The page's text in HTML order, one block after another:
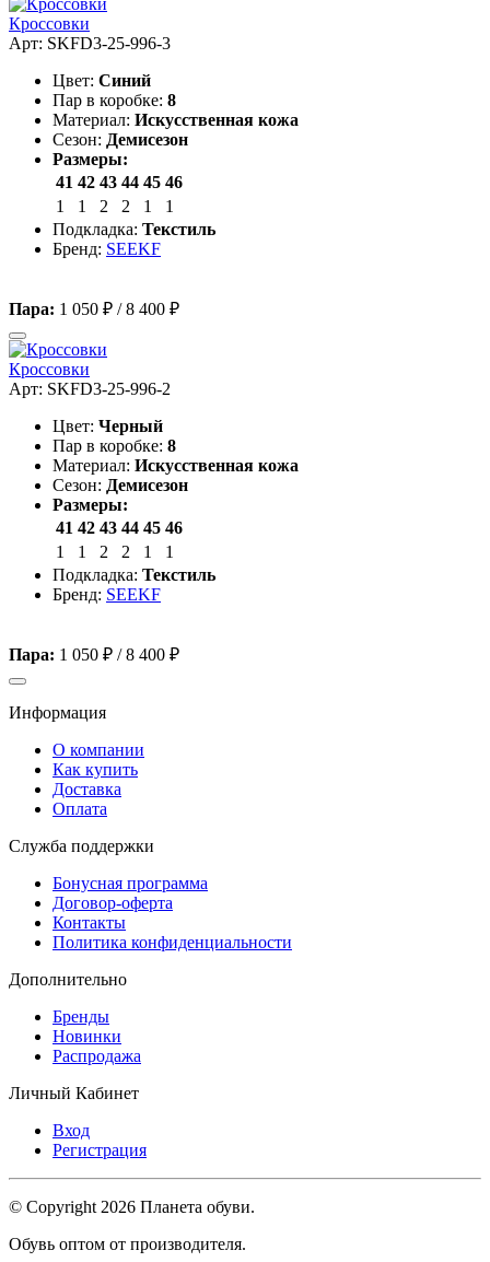
Кроссовки
Арт: SKFD3-25-996-3
Цвет: Синий
Пар в коробке: 8
Материал: Искусственная кожа
Сезон: Демисезон
Размеры:
41 42 43 44 45 46
1
1 2 2 1
1
Подкладка: Текстиль
Бренд: SEEKF
Пара: 1 050 ₽ /8 400 ₽
Кроссовки
Арт: SKFD3-25-996-2
Цвет: Черный
Пар в коробке: 8
Материал: Искусственная кожа
Сезон: Демисезон
Размеры:
41 42 43 44 45 46
1
1 2 2 1
1
Подкладка: Текстиль
Бренд: SEEKF
Пара: 1 050 ₽ /8 400 ₽
Информация
О компании
Как купить
Доставка
Оплата
Служба поддержки
Бонусная программа
Договор-оферта
Контакты
Политика конфиденциальности
Дополнительно
Бренды
Новинки
Распродажа
Личный Кабинет
Вход
Регистрация
© Copyright 2026 Планета обуви.
Обувь оптом от производителя.